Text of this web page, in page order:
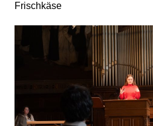
Frischkäse